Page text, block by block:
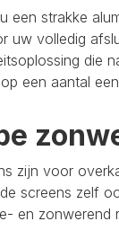
een strakke
uw volledig
die
een aantal
zijn voor
screens zelf
en zonwerend